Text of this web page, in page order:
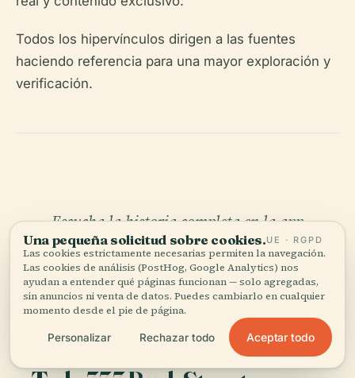
Todos los hipervínculos dirigen a las fuentes
haciendo referencia para una mayor exploración y
verificación.
Escucha la historia completa en la app
Una pequeña solicitud sobre cookies.UE · RGPD
Las cookies estrictamente necesarias permiten la navegación.
Las cookies de análisis (PostHog, Google Analytics) nos
ayudan a entender qué páginas funcionan — solo agregadas,
sin anuncios ni venta de datos. Puedes cambiarlo en cualquier
momento desde el pie de página.
Personalizar Rechazar todo Aceptar todo